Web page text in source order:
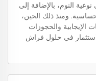
النوم، بالإضافة إلى
ومنذ ذلك الحين،
الإيجابية والحجوزات
في حلول فراش